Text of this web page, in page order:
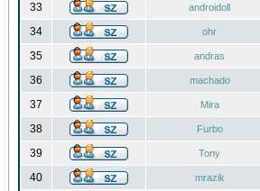
33 androidoll
34 ohr
35 andras
36 machado
37 Mira
38 Furbo
39 Tony
40 mrazik